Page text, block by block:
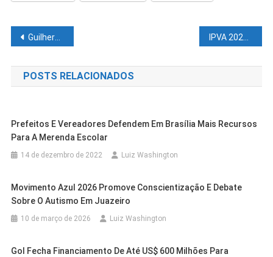
Navegação
de
Post
Guilherme Coelho pede apoio ao Ministro das Relações Exteriores para isenção de taxas cobradas sobre exportações para Europa IPVA 2022 com desconto de 20% já foi quitado por 115 mil baianos
POSTS RELACIONADOS
Prefeitos E Vereadores Defendem Em Brasília Mais Recursos
Para A Merenda Escolar
14 de dezembro de 2022 Luiz Washington
Movimento Azul 2026 Promove Conscientização E Debate
Sobre O Autismo Em Juazeiro
10 de março de 2026 Luiz Washington
Gol Fecha Financiamento De Até US$ 600 Milhões Para
Outras Cidades Salvador
Cidades Juazeiro